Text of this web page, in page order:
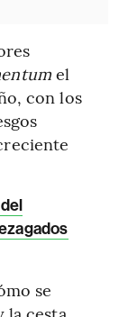
el
con los
se
la cesta